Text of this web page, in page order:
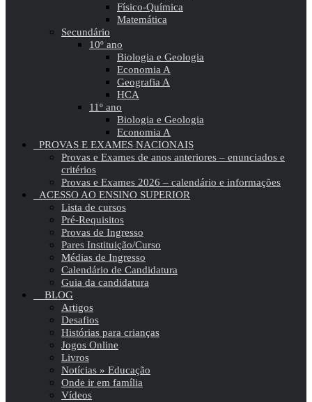
Físico-Química
Matemática
Secundário
10º ano
Biologia e Geologia
Economia A
Geografia A
HCA
11º ano
Biologia e Geologia
Economia A
PROVAS E EXAMES NACIONAIS
Provas e Exames de anos anteriores – enunciados e
critérios
Provas e Exames 2026 – calendário e informações
ACESSO AO ENSINO SUPERIOR
Lista de cursos
Pré-Requisitos
Provas de Ingresso
Pares Instituição/Curso
Médias de Ingresso
Calendário de Candidatura
Guia da candidatura
BLOG
Artigos
Desafios
Histórias para crianças
Jogos Online
Livros
Notícias » Educação
Onde ir em família
Vídeos